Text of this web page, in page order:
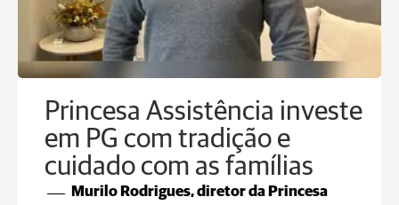
Princesa Assistência investe
em PG com tradição e
cuidado com as famílias
Murilo Rodrigues, diretor da Princesa